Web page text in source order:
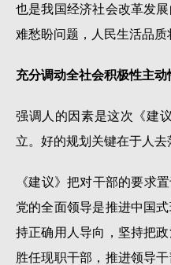
也是我国经济社会改革发
难愁盼问题，人民生活品
充分调动全社会积极性主动
强调人的因素是这次《建
立。好的规划关键在于人去
《建议》把对干部的要求
党的全面领导是推进中国
持正确用人导向，坚持把
胜任现职干部，推进领导